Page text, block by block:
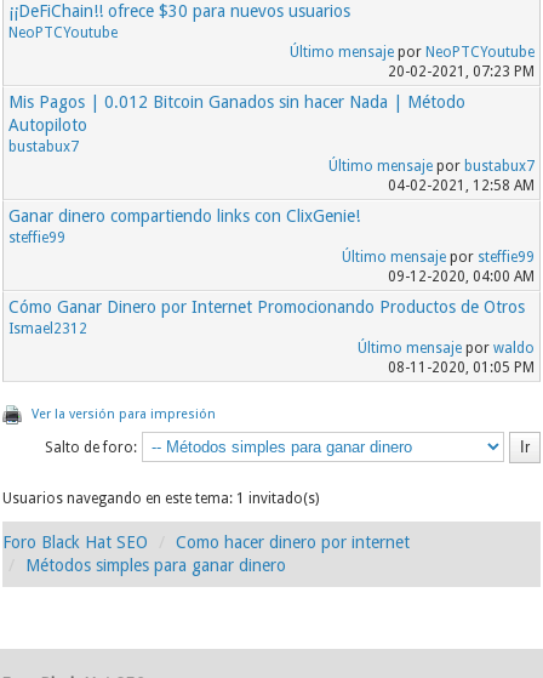
¡¡DeFiChain!! ofrece $30 para nuevos usuarios
NeoPTCYoutube
Último mensajepor NeoPTCYoutube
20-02-2021, 07:23 PM
Mis Pagos | 0.012 Bitcoin Ganados sin hacer Nada | Método
Autopiloto
bustabux7
Último mensajepor bustabux7
04-02-2021, 12:58 AM
Ganar dinero compartiendo links con ClixGenie!
steffie99
Último mensajepor steffie99
09-12-2020, 04:00 AM
Cómo Ganar Dinero por Internet Promocionando Productos de Otros
Ismael2312
Último mensajepor waldo
08-11-2020, 01:05 PM
Ver la versión para impresión
Salto de foro:
Usuarios navegando en este tema: 1 invitado(s)
Foro Black Hat SEO
Como hacer dinero por internet
Métodos simples para ganar dinero